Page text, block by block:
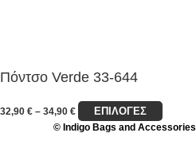
Πόντσο Verde 33-644
32,90 € – 34,90 € ΕΠΙΛΟΓΈΣ
© Indigo Bags and Accessories